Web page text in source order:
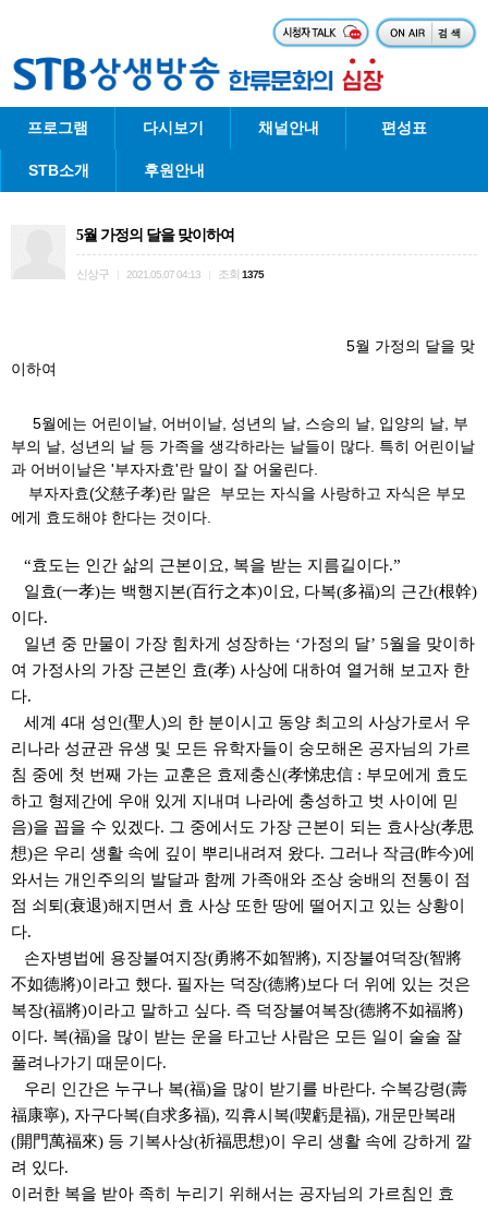
프로그램 다시보기 채널안내 편성표
STB소개 후원안내
5월 가정의 달을 맞이하여
신상구 2021.05.07 04:13 조회 1375
5월 가정의 달을 맞
이하여
5월에는 어린이날, 어버이날, 성년의 날, 스승의 날, 입양의 날, 부
부의 날, 성년의 날 등 가족을 생각하라는 날들이 많다. 특히 어린이날
과 어버이날은 '부자자효'란 말이 잘 어울린다.
부자자효(父慈子孝)란 말은 부모는 자식을 사랑하고 자식은 부모
에게 효도해야 한다는 것이다.
“효도는 인간 삶의 근본이요, 복을 받는 지름길이다.”
일효(一孝)는 백행지본(百行之本)이요, 다복(多福)의 근간(根幹)
이다.
일년 중 만물이 가장 힘차게 성장하는 ‘가정의 달’ 5월을 맞이하
여 가정사의 가장 근본인 효(孝) 사상에 대하여 열거해 보고자 한
다.
세계 4대 성인 (聖人)의 한 분이시고 동양 최고의 사상가로서 우
리나라 성균관 유생 및 모든 유학자들이 숭모해온 공자님의 가르
침 중에 첫 번째 가는 교훈은 효제충신 (孝悌忠信 : 부모에게 효도
하고 형제간에 우애 있게 지내며 나라에 충성하고 벗 사이에 믿
음)을 꼽을 수 있겠다. 그 중에서도 가장 근본이 되는 효사상(孝思
想)은 우리 생활 속에 깊이 뿌리내려져 왔다. 그러나 작금(昨今)에
와서는 개인주의의 발달과 함께 가족애와 조상 숭배의 전통이 점
점 쇠퇴 (衰退)해지면서 효 사상 또한 땅에 떨어지고 있는 상황이
다.
손자병법에 용장불여지장(勇將不如智將), 지장불여덕장(智將
不如德將)이라고 했다. 필자는 덕장(德將)보다 더 위에 있는 것은
복장(福將)이라고 말하고 싶다. 즉 덕장불여복장(德將不如福將)
이다. 복(福)을 많이 받는 운을 타고난 사람은 모든 일이 술술 잘
풀려나가기 때문이다.
우리 인간은 누구나 복(福)을 많이 받기를 바란다. 수복강령(壽
福康寧), 자구다복(自求多福), 끽휴시복(喫虧是福), 개문만복래
(開門萬福來) 등 기복사상(祈福思想)이 우리 생활 속에 강하게 깔
려 있다.
이러한 복을 받아 족히 누리기 위해서는 공자님의 가르침인 효